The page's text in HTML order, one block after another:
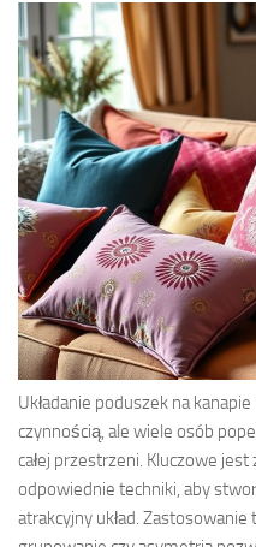
Układanie poduszek na
czynnością, ale wiele osób
całej przestrzeni. Kluczowe
odpowiednie techniki, aby
atrakcyjny układ.